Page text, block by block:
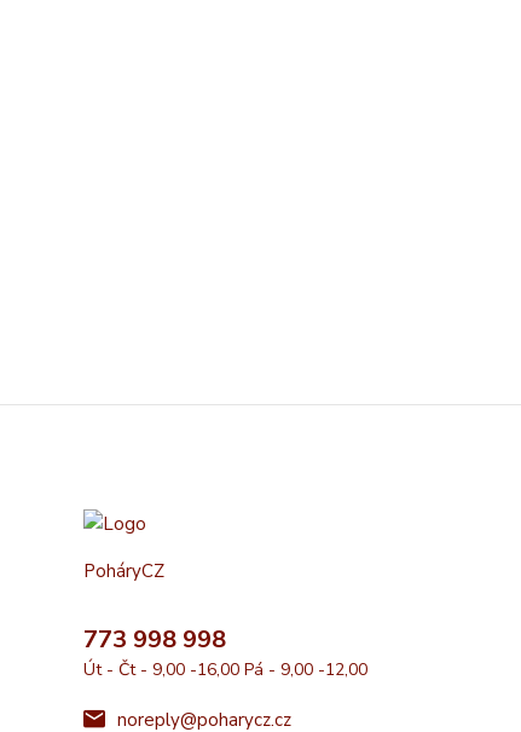
PoháryCZ
773 998 998
Út - Čt - 9,00 -16,00 Pá - 9,00 -12,00
noreply@poharycz.cz